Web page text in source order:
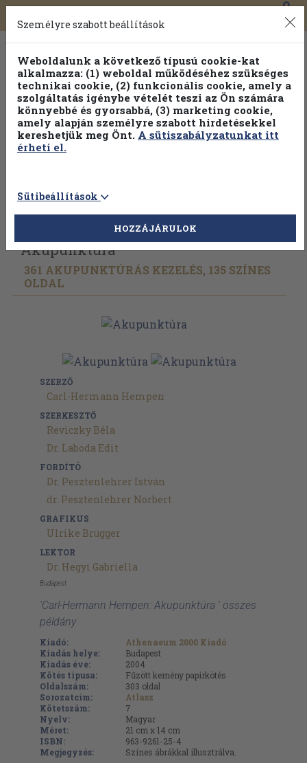
Toggle
navigation
0
Válogasson több mint 30 000 kötet közül
Hobbi témakörökben20% kedvezménnyel!
Vissza az előző oldalra Válasszon példányt
Akupunktúra
361 AKUPUNKTÚRÁS KEZELÉS, 135 SZÍNES
OLDAL
SZERZŐ
Carl-Hermann Hempen
SZERKESZTŐ
Reviczky Béla
Dr. Laboda Edit
FORDÍTÓ
Dr. Pesztenlehrer István
dr. Pesztenlehrer Norbert
GRAFIKUS
Ulrike Brugger
LEKTOR
Dr. Hegyi Gabriella
Budapest
'Carl-Hermann Hempen: Akupunktúra ' összes
példány
Kiadó:
Athenaeum 2000 Kiadó
Kiadás helye:
Budapest
Kiadás éve:
2004
Kötés típusa:
Fűzött kemény papírkötés
Oldalszám:
303 oldal
Sorozatcím:
Atlasz
Kötetszám:
7
Nyelv:
Magyar
Méret:
21 cm x 14 cm
ISBN:
963-9261-25-4
Megjegyzés:
Színes ábrákkal illusztrálva.
Személyre szabott beállítások
Weboldalunk a következő típusú cookie-kat
alkalmazza: (1) weboldal működéséhez szükséges
technikai cookie, (2) funkcionális cookie, amely a
szolgáltatás igénybe vételét teszi az Ön számára
könnyebbé és gyorsabbá, (3) marketing cookie,
amely alapján személyre szabott hirdetésekkel
kereshetjük meg Önt. A sütiszabályzatunkat itt
érheti el.
Sütibeállítások
HOZZÁJÁRULOK